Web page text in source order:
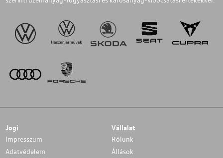
Jogi
Impresszum
Adatvédelem
Vállalat
Rólunk
Állások